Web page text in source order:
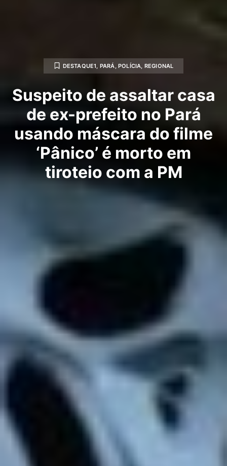
DESTAQUE1, PARÁ, POLÍCIA, REGIONAL
Suspeito de assaltar casa
de ex-prefeito no Pará
usando máscara do filme
‘Pânico’ é morto em
tiroteio com a PM